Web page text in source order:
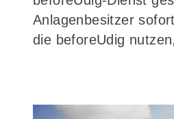
Anlagenbesitzer
die beforeUdig